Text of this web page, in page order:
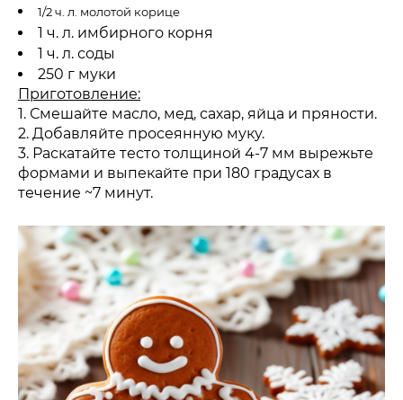
1/2 ч. л. молотой корице
1 ч. л. имбирного корня
1 ч. л. соды
250 г муки
Приготовление:
1. Смешайте масло, мед, сахар, яйца и пряности.
2. Добавляйте просеянную муку.
3. Раскатайте тесто толщиной 4-7 мм вырежьте
формами и выпекайте при 180 градусах в
течение ~7 минут.